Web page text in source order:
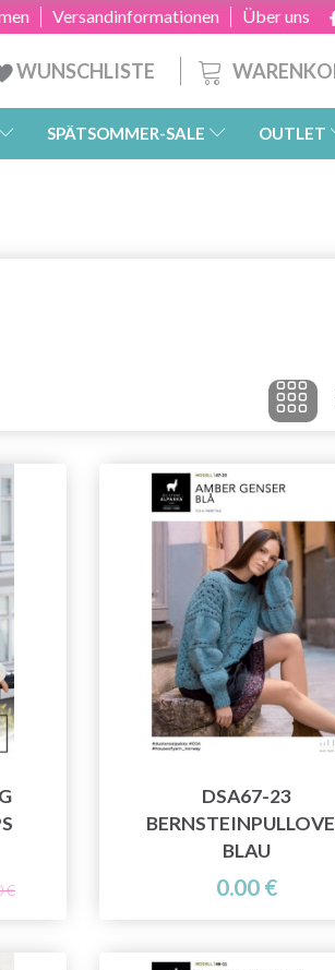
Über uns
Versandinformationen
WUNSCHLISTE
SPÄTSOMMER-SALE OUTLET
€
DSA67-23
BLAU
0.00 €